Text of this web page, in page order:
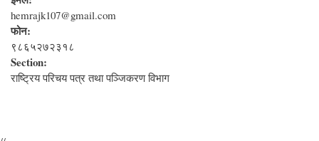
hemrajk107@gmail.com
फोन:
९८६५२७२३१८
Section:
राष्‍ट्रिय परिचय पत्र तथा पञ्‍जिकरण विभाग